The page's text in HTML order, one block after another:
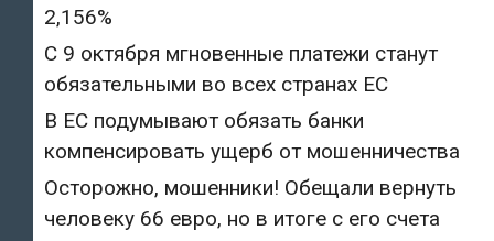
2,156%
С 9 октября мгновенные платежи станут
обязательными во всех странах ЕС
В ЕС подумывают обязать банки
компенсировать ущерб от мошенничества
Осторожно, мошенники! Обещали вернуть
человеку 66 евро, но в итоге с его счета